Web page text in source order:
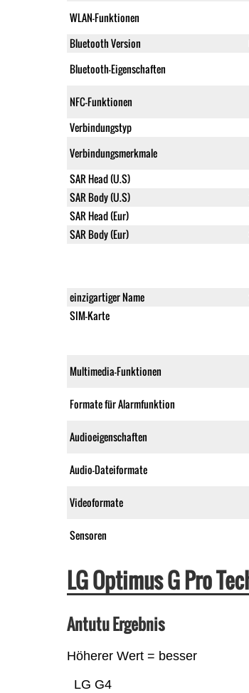
WLAN-Funktionen
Bluetooth Version
Bluetooth-Eigenschaften
NFC-Funktionen
Verbindungstyp
Verbindungsmerkmale
SAR Head (U.S)
SAR Body (U.S)
SAR Head (Eur)
SAR Body (Eur)
einzigartiger Name
SIM-Karte
Multimedia-Funktionen
Formate für Alarmfunktion
Audioeigenschaften
Audio-Dateiformate
Videoformate
Sensoren
LG Optimus G Pro
Antutu Ergebnis
Höherer Wert = besser
LG G4